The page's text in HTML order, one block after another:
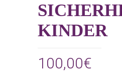
KINDER
100,00€